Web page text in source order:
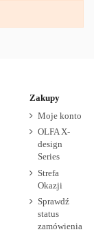
Zakupy
Moje konto
OLFA X-
design
Series
Strefa
Okazji
Sprawdź
status
zamówienia